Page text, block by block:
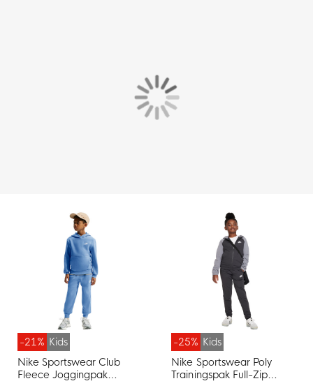
-21% Kids
Nike Sportswear Club
Fleece Joggingpak
-25% Kids
Nike Sportswear Poly
Trainingspak Full-Zip